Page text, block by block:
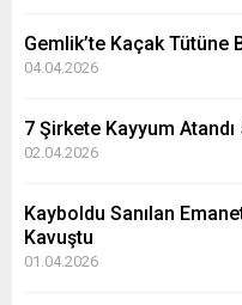
Gemlik’te Kaçak Tütüne
04.04.2026
7 Şirkete Kayyum Atandı
02.04.2026
Kayboldu Sanılan
Kavuştu
01.04.2026